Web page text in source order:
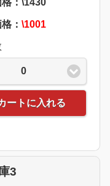
： \1001
0
ートに入れる
3